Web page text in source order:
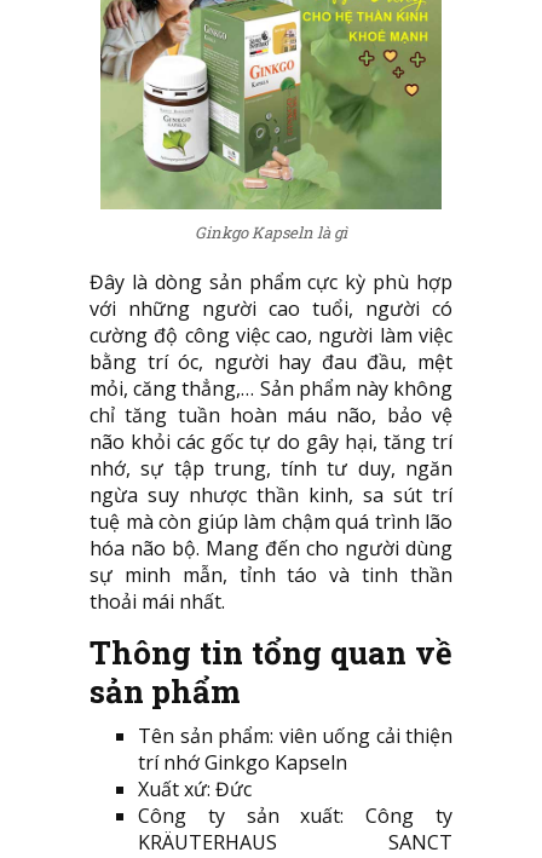
Ginkgo Kapseln là gì
Đây là dòng sản phẩm cực kỳ phù hợp
với những người cao tuổi, người có
cường độ công việc cao, người làm việc
bằng trí óc, người hay đau đầu, mệt
mỏi, căng thẳng,… Sản phẩm này không
chỉ tăng tuần hoàn máu não, bảo vệ
não khỏi các gốc tự do gây hại, tăng trí
nhớ, sự tập trung, tính tư duy, ngăn
ngừa suy nhược thần kinh, sa sút trí
tuệ mà còn giúp làm chậm quá trình lão
hóa não bộ. Mang đến cho người dùng
sự minh mẫn, tỉnh táo và tinh thần
thoải mái nhất.
Thông tin tổng quan về
sản phẩm
Tên sản phẩm: viên uống cải thiện
trí nhớ Ginkgo Kapseln
Xuất xứ: Đức
Công ty sản xuất: Công ty
KRÄUTERHAUS SANCT